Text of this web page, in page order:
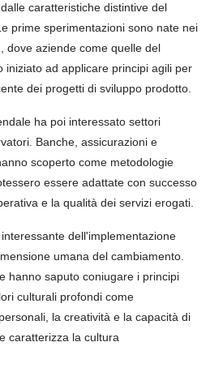
caratteristiche distintive del
prime sperimentazioni sono nate nei
dove aziende come quelle del
iniziato ad applicare principi agili per
dei progetti di sviluppo prodotto.
ha poi interessato settori
Banche, assicurazioni e
scoperto come metodologie
essere adattate con successo
e la qualità dei servizi erogati.
dell'implementazione
umana del cambiamento.
hanno saputo coniugare i principi
culturali profondi come
la creatività e la capacità di
caratterizza la cultura